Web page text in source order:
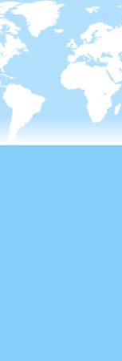
年1月14日元従業員に